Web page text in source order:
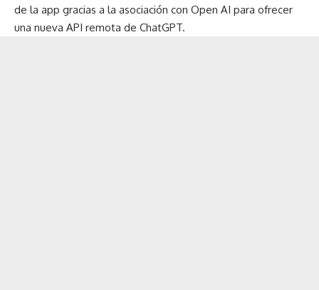
de la app gracias a la asociación con Open AI para ofrecer
una nueva API remota de ChatGPT.